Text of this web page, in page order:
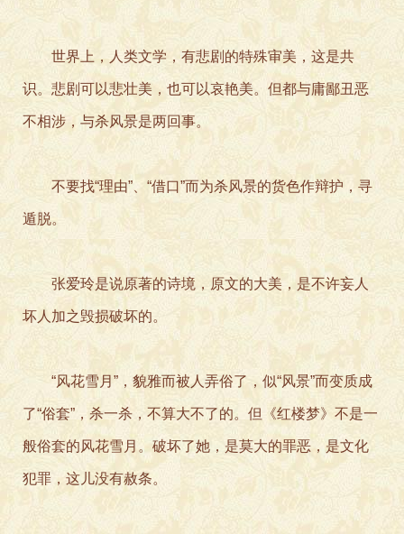
世界上，人类文学，有悲剧的特殊审美，这是共
识。悲剧可以悲壮美，也可以哀艳美。但都与庸鄙丑恶
不相涉，与杀风景是两回事。
不要找“理由”、“借口”而为杀风景的货色作辩护，寻
遁脱。
张爱玲是说原著的诗境，原文的大美，是不许妄人
坏人加之毁损破坏的。
“风花雪月”，貌雅而被人弄俗了，似“风景”而变质成
了“俗套”，杀一杀，不算大不了的。但《红楼梦》不是一
般俗套的风花雪月。破坏了她，是莫大的罪恶，是文化
犯罪，这儿没有赦条。